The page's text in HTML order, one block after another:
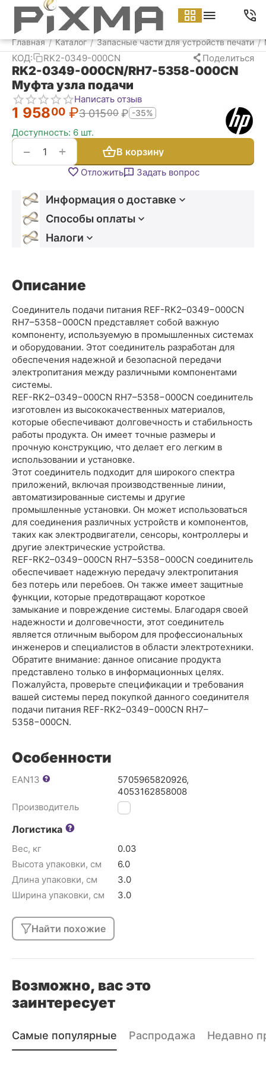
Главная / Каталог / Запасные части для устройств печати /
КОД: RK2-0349-000CN Поделиться
RK2-0349-000CN/RH7-5358-000CN
Муфта узла подачи
Написать отзыв
1 95800 ₽3 01500 ₽ -35%
Доступность: 6 шт.
+
− В корзину
Отложить Задать вопрос
Информация о доставке
Способы оплаты
Налоги
Описание
Соединитель подачи питания REF-RK2–0349−000CN
RH7–5358−000CN представляет собой важную
компоненту, используемую в промышленных системах
и оборудовании. Этот соединитель разработан для
обеспечения надежной и безопасной передачи
электропитания между различными компонентами
системы.
REF-RK2–0349−000CN RH7–5358−000CN соединитель
изготовлен из высококачественных материалов,
которые обеспечивают долговечность и стабильность
работы продукта. Он имеет точные размеры и
прочную конструкцию, что делает его легким в
использовании и установке.
Этот соединитель подходит для широкого спектра
приложений, включая производственные линии,
автоматизированные системы и другие
промышленные установки. Он может использоваться
для соединения различных устройств и компонентов,
таких как электродвигатели, сенсоры, контроллеры и
другие электрические устройства.
REF-RK2–0349−000CN RH7–5358−000CN соединитель
обеспечивает надежную передачу электропитания
без потерь или перебоев. Он также имеет защитные
функции, которые предотвращают короткое
замыкание и повреждение системы. Благодаря своей
надежности и долговечности, этот соединитель
является отличным выбором для профессиональных
инженеров и специалистов в области электротехники.
Обратите внимание: данное описание продукта
представлено только в информационных целях.
Пожалуйста, проверьте спецификации и требования
вашей системы перед покупкой данного соединителя
подачи питания REF-RK2–0349−000CN RH7–
5358−000CN.
Особенности
EAN13
5705965820926,
4053162858008
Производитель
HP
Логистика
Вес, кг
0.03
Высота упаковки, см
6.0
Длина упаковки, см
3.0
Ширина упаковки, см
3.0
Найти похожие
Возможно, вас это
заинтересует
Самые популярные Распродажа Недавно
Меню Найти Корзина Аккаунт